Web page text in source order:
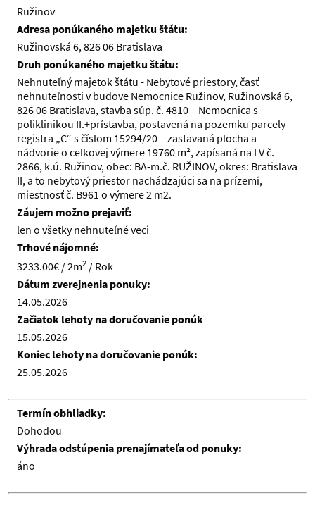
Ružinov
Adresa ponúkaného majetku štátu:
Ružinovská 6, 826 06 Bratislava
Druh ponúkaného majetku štátu:
Nehnuteľný majetok štátu - Nebytové priestory, časť
nehnuteľnosti v budove Nemocnice Ružinov, Ružinovská 6,
826 06 Bratislava, stavba súp. č. 4810 – Nemocnica s
poliklinikou II.+prístavba, postavená na pozemku parcely
registra „C“ s číslom 15294/20 – zastavaná plocha a
nádvorie o celkovej výmere 19760 m², zapísaná na LV č.
2866, k.ú. Ružinov, obec: BA-m.č. RUŽINOV, okres: Bratislava
II, a to nebytový priestor nachádzajúci sa na prízemí,
miestnosť č. B961 o výmere 2 m2.
Záujem možno prejaviť:
len o všetky nehnuteľné veci
Trhové nájomné:
3233.00€ / 2m2 / Rok
Dátum zverejnenia ponuky:
14.05.2026
Začiatok lehoty na doručovanie ponúk
15.05.2026
Koniec lehoty na doručovanie ponúk:
25.05.2026
Termín obhliadky:
Dohodou
Výhrada odstúpenia prenajímateľa od ponuky:
áno